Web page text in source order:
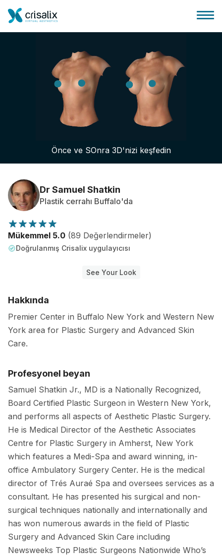
Cerrah ana sayfası
3D İş Platformu
Hasta incelemeleri
Önce ve SOnra 3D'nizi keşfedin
Dr Samuel Shatkin
Plastik cerrahı Buffalo'da
Mükemmel 5.0 (89 Değerlendirmeler)
Doğrulanmış Crisalix uygulayıcısı
See Your Look
Hakkında
Premier Center in Buffalo New York and Western New
York area for Plastic Surgery and Advanced Skin
Care.
Profesyonel beyan
Samuel Shatkin Jr., MD is a Nationally Recognized,
Board Certified Plastic Surgeon in Western New York,
and performs all aspects of Aesthetic Plastic Surgery.
He is Medical Director of the Aesthetic Associates
Centre for Plastic Surgery in Amherst, New York
which features a Medi-Spa and award winning, in-
office Ambulatory Surgery Center. He is the medical
director of Trés Auraé Spa and oversees services as a
consultant. He has presented his surgical and non-
surgical techniques nationally and internationally and
has won numerous awards in the field of Plastic
Surgery and Advanced Skin Care including
Newsweeks Top Plastic Surgeons Nationwide Who’s